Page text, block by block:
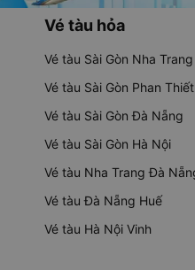
Vé tàu hỏa
Vé tàu Sài Gòn Nha Trang
Vé tàu Sài Gòn Phan Thiết
Vé tàu Sài Gòn Đà Nẵng
Vé tàu Sài Gòn Hà Nội
Vé tàu Nha Trang Đà
Vé tàu Đà Nẵng Huế
Vé tàu Hà Nội Vinh